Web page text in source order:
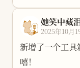
她笑中藏
2025年10月
新增了一个工
嘻！